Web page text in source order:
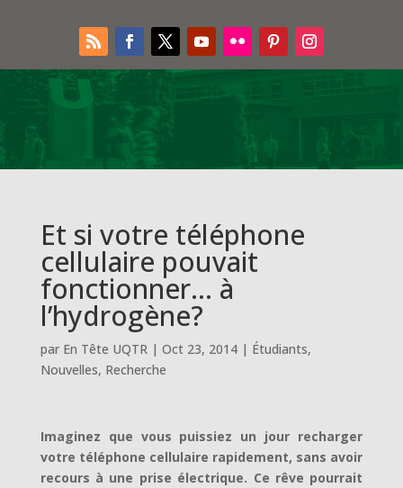
Et si votre téléphone
cellulaire pouvait
fonctionner… à
l’hydrogène?
par En Tête UQTR| Oct 23, 2014| Étudiants,
Nouvelles, Recherche
Imaginez que vous puissiez un jour recharger
votre téléphone cellulaire rapidement, sans avoir
recours à une prise électrique. Ce rêve pourrait